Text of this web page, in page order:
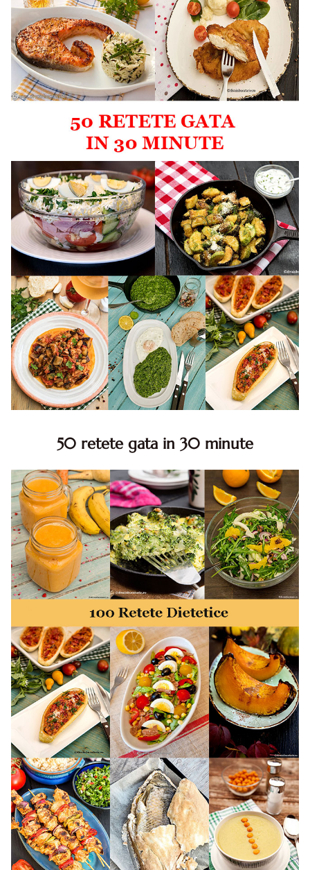
50 retete gata in 30 minute
minute. Retete rapide. Retete rapide de mancare. Idei
retete mancare rapid